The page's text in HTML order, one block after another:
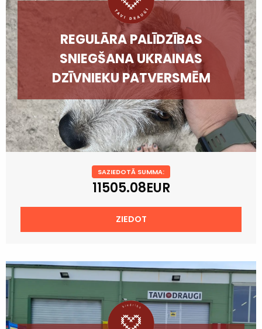
REGULĀRA PALĪDZĪBAS
SNIEGŠANA UKRAINAS
DZĪVNIEKU PATVERSMĒM
SAZIEDOTĀ SUMMA:
11505.08EUR
ZIEDOT